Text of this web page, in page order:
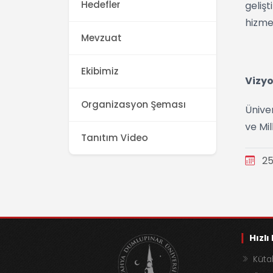
Hedefler
Mevzuat
Ekibimiz
Organizasyon Şeması
Tanıtım Video
ve